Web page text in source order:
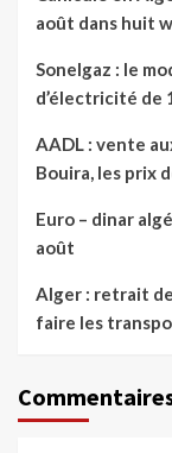
août dans huit
Sonelgaz : le
d’électricité de
AADL : vente
Bouira, les prix
Euro – dinar
août
Alger : retrait
faire les